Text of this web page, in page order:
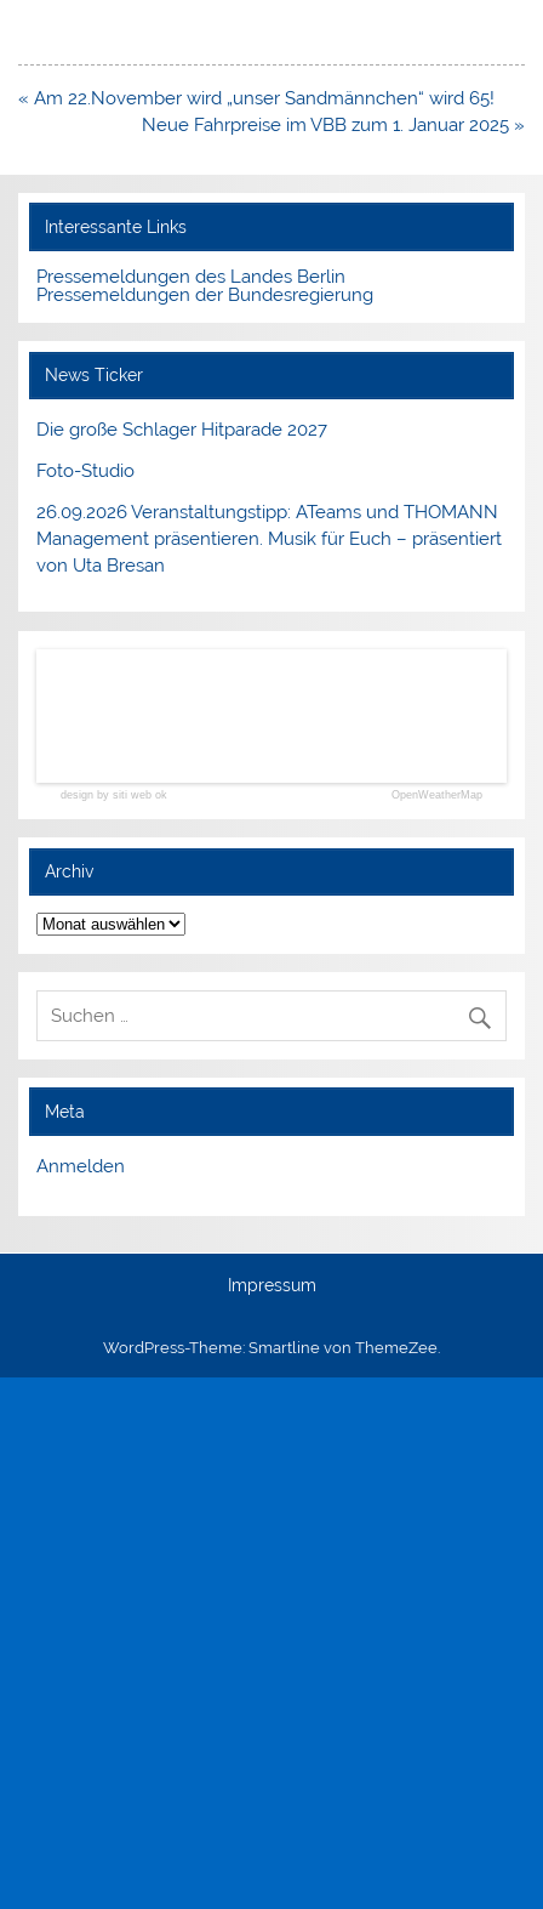
Beitragsnavigation
« Am 22.November wird „unser Sandmännchen“ wird 65!
Neue Fahrpreise im VBB zum 1. Januar 2025 »
Interessante Links
Pressemeldungen des Landes Berlin
Pressemeldungen der Bundesregierung
News Ticker
Die große Schlager Hitparade 2027
Foto-Studio
26.09.2026 Veranstaltungstipp: ATeams und THOMANN
Management präsentieren. Musik für Euch – präsentiert
von Uta Bresan
design by siti web ok OpenWeatherMap
Archiv
Archiv
Meta
Anmelden
Impressum
WordPress-Theme: Smartline von ThemeZee.